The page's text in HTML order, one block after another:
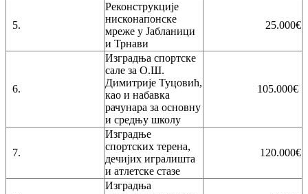
Конкурси, позиви, обавештења
Подношење захтева Урбанизам
ГИС Чајетина
Поставите нам питање
Документа
Контакти
Запослени у Општинској управи
5.
Реконструкције
нисконапонске
мреже у Јабланици
и Трнави
25.000€
6.
Изградња спортске
сале за О.Ш.
Димитрије Туцовић,
као и набавка
рачунара за основну
и средњу школу
105.000€
7.
Изградње
спортских терена,
дечијих игралишта
и атлетске стазе
120.000€
Изградња